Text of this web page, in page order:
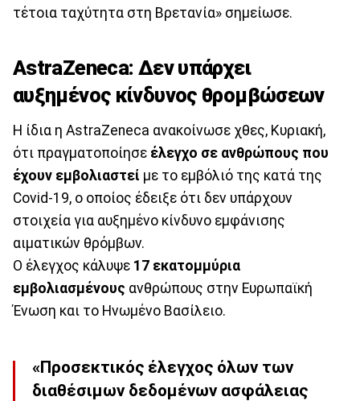
τέτοια ταχύτητα στη Βρετανία» σημείωσε.
AstraZeneca: Δεν υπάρχει
αυξημένος κίνδυνος θρομβώσεων
Η ίδια η AstraZeneca ανακοίνωσε χθες, Κυριακή,
ότι πραγματοποίησε έλεγχο σε ανθρώπους που
έχουν εμβολιαστεί με το εμβόλιό της κατά της
Covid-19, ο οποίος έδειξε ότι δεν υπάρχουν
στοιχεία για αυξημένο κίνδυνο εμφάνισης
αιματικών θρόμβων.
Ο έλεγχος κάλυψε 17 εκατομμύρια
εμβολιασμένους ανθρώπους στην Ευρωπαϊκή
Ένωση και το Ηνωμένο Βασίλειο.
«Προσεκτικός έλεγχος όλων των
διαθέσιμων δεδομένων ασφάλειας